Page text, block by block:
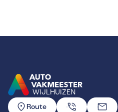
WIJLHUIZEN
GA NAAR DE HOMEPAGINA
Route